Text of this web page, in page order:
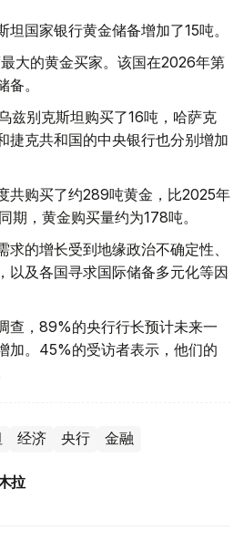
国家银行黄金储备增加了15吨。
大的黄金买家。该国在2026年第
。
兹别克斯坦购买了16吨，哈萨克
捷克共和国的中央银行也分别增加
共购买了约289吨黄金，比2025年
期，黄金购买量约为178吨。
的增长受到地缘政治不确定性、
以及各国寻求国际储备多元化等因
查，89%的央行行长预计未来一
加。45%的受访者表示，他们的
经济 央行 金融
拉